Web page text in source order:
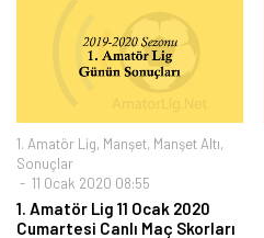
1. Amatör Lig, Manşet, Manşet Altı,
Sonuçlar
11 Ocak 2020 08:55
1. Amatör Lig 11 Ocak 2020
Cumartesi Canlı Maç Skorları